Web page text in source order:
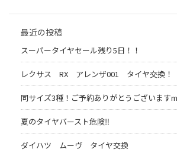
最近の投稿
スーパータイヤセール残り5日！！
レクサス RX アレンザ001 タイヤ交換！
同サイズ3種！ご予約ありがとうございます
夏のタイヤバースト危険‼
ダイハツ ムーヴ タイヤ交換